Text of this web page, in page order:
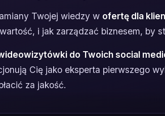
Twojej wiedzy w ofertę dla
i jak zarządzać biznesem, by
do Twoich social
Cię jako eksperta pierwszego
za jakość.